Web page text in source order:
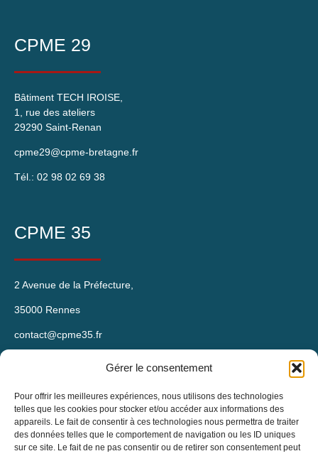
Gérer le consentement
Pour offrir les meilleures expériences, nous utilisons des technologies
telles que les cookies pour stocker et/ou accéder aux informations des
appareils. Le fait de consentir à ces technologies nous permettra de traiter
des données telles que le comportement de navigation ou les ID uniques
sur ce site. Le fait de ne pas consentir ou de retirer son consentement peut
CPME 29
Bâtiment TECH IROISE,
1, rue des ateliers
29290 Saint-Renan
cpme29@cpme-bretagne.fr
Tél.: 02 98 02 69 38
CPME 35
2 Avenue de la Préfecture,
35000 Rennes
contact@cpme35.fr
CPME 56